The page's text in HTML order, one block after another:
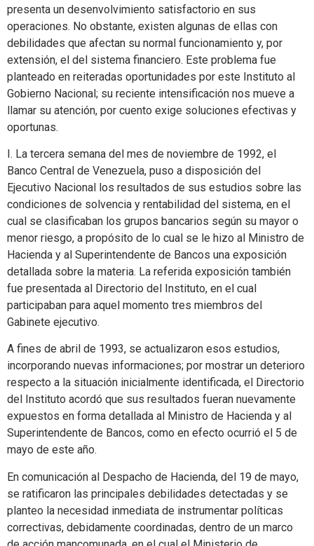
presenta un desenvolvimiento satisfactorio en sus
operaciones. No obstante, existen algunas de ellas con
debilidades que afectan su normal funcionamiento y, por
extensión, el del sistema financiero. Este problema fue
planteado en reiteradas oportunidades por este Instituto al
Gobierno Nacional; su reciente intensificación nos mueve a
llamar su atención, por cuento exige soluciones efectivas y
oportunas.
I. La tercera semana del mes de noviembre de 1992, el
Banco Central de Venezuela, puso a disposición del
Ejecutivo Nacional los resultados de sus estudios sobre las
condiciones de solvencia y rentabilidad del sistema, en el
cual se clasificaban los grupos bancarios según su mayor o
menor riesgo, a propósito de lo cual se le hizo al Ministro de
Hacienda y al Superintendente de Bancos una exposición
detallada sobre la materia. La referida exposición también
fue presentada al Directorio del Instituto, en el cual
participaban para aquel momento tres miembros del
Gabinete ejecutivo.
A fines de abril de 1993, se actualizaron esos estudios,
incorporando nuevas informaciones; por mostrar un deterioro
respecto a la situación inicialmente identificada, el Directorio
del Instituto acordó que sus resultados fueran nuevamente
expuestos en forma detallada al Ministro de Hacienda y al
Superintendente de Bancos, como en efecto ocurrió el 5 de
mayo de este año.
En comunicación al Despacho de Hacienda, del 19 de mayo,
se ratificaron las principales debilidades detectadas y se
planteo la necesidad inmediata de instrumentar políticas
correctivas, debidamente coordinadas, dentro de un marco